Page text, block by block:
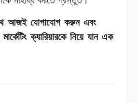
আজই যোগাযোগ করুন এবং
মার্কেটিং ক্যারিয়ারকে নিয়ে যান এক